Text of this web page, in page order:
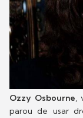
Ozzy Osbourne,
parou de usar